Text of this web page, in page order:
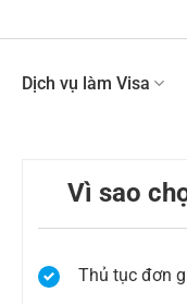
Dịch vụ làm Visa
Vì sao
Thủ tục đơn